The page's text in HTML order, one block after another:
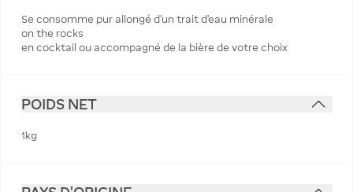
Se consomme pur allongé d'un trait d'eau minérale
on the rocks
en cocktail ou accompagné de la bière de votre choix
POIDS NET
1kg